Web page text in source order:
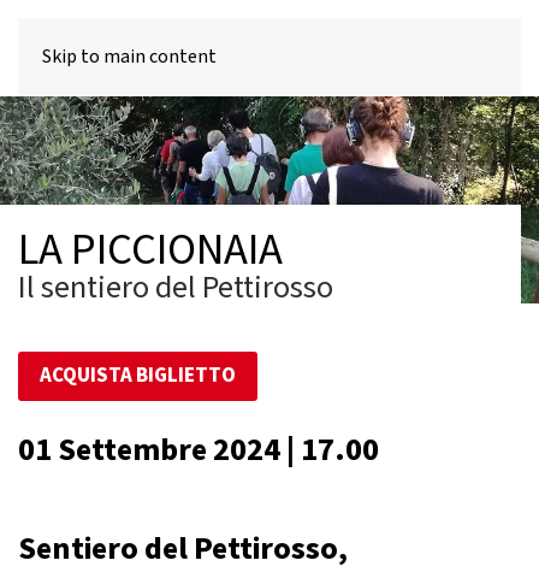
Skip to main content
LA PICCIONAIA
Il sentiero del Pettirosso
ACQUISTA BIGLIETTO
01 Settembre 2024 | 17.00
Sentiero del Pettirosso,